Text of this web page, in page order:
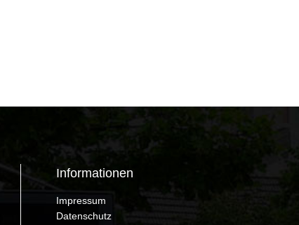
Informationen
Impressum
Datenschutz